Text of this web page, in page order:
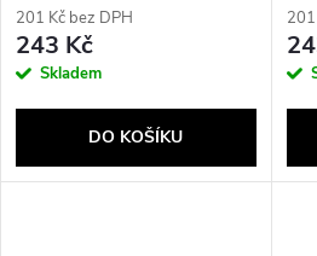
201 Kč bez DPH
243 Kč
Skladem
DO KOŠÍKU